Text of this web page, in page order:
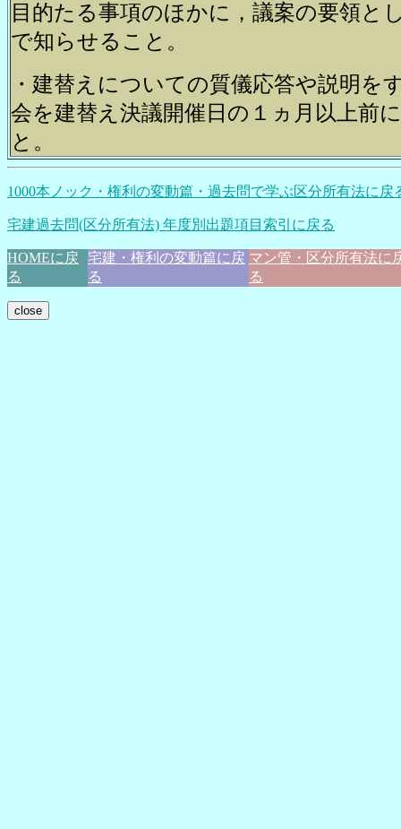
目的たる事項のほかに，議案の要領と
で知らせること。
・建替えについての質儀応答や説明を
会を建替え決議開催日の１ヵ月以上前
と。
1000本ノック・権利の変動篇・過去問で学ぶ区分所有法に戻
宅建過去問(区分所有法) 年度別出題項目索引に戻る
HOMEに戻
る
宅建・権利の変動篇に戻
る
マン管・区分所有法に
る